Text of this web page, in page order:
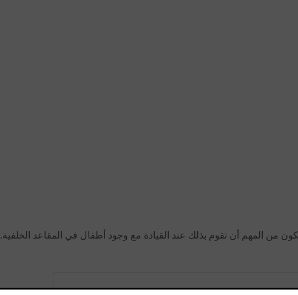
من المهم أن تقوم بذلك عند القيادة مع وجود أطفال في المقاعد الخلفية.